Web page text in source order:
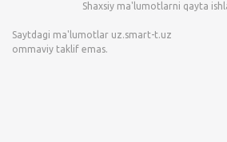
Shaxsiy ma'lumotlarni qayta
Saytdagi ma'lumotlar uz.smart-t.uz
ommaviy taklif emas.